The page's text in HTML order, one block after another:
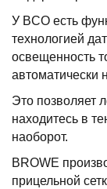
У BCO есть
технологией
освещенность
автоматически
Это позволяет
находитесь в
наоборот.
BROWE
прицельной